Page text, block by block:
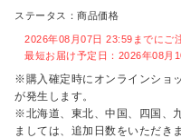
ステータス：商品価格
2026年08月07日 23:59までにご
最短お届け予定日：2026年08月
※購入確定時にオンラインショ
が発生します。
※北海道、東北、中国、四国、
ましては、追加日数をいただきま